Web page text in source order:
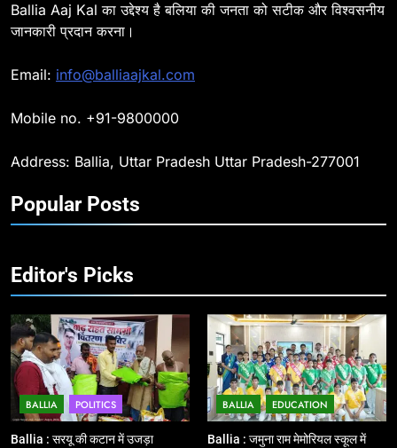
के साथ रेलवे स्टेशन व शहर में किया पैदल
BALLIA NATIONAL
Ballia : एकता, अखंडता और राष्ट्रप्रेम
अधीक्षक ओमवीर सिंह ने दिलाई शपथ, दी
और कानपुर के लिए बस सेवाओं का
11
बिहार विस चुनाव : सभी 90 हजार 712
बूथों से लाइव वेब कास्टिंग की तैयारी
NATIONAL POLITICS
12
Ballia : बलिया रेलवे स्टेशन का अपर
Ballia Aaj Kal का उद्देश्य है बलिया की जनता को सटीक और विश्वसनीय
जानकारी प्रदान करना।
Email: info@balliaajkal.com
Mobile no. +91-9800000
Address: Ballia, Uttar Pradesh Uttar Pradesh-277001
Popular Posts
Editor's Picks
BALLIA POLITICS
Ballia : सरयू की कटान में उजड़ा
BALLIA EDUCATION
Ballia : जमुना राम मेमोरियल स्कूल में